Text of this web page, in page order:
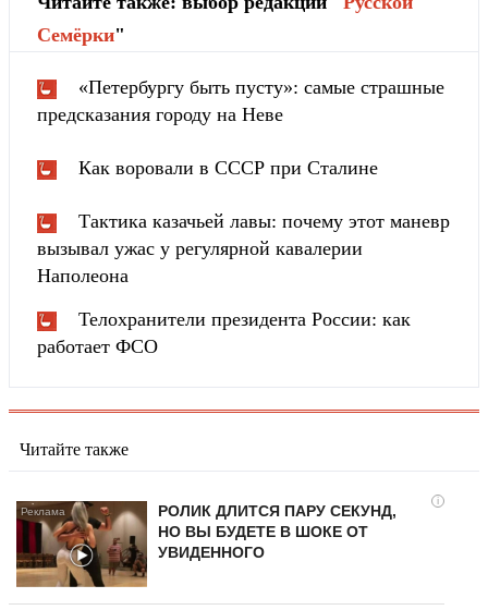
Cемёрки"
«Петербургу быть пусту»: самые страшные
предсказания городу на Неве
Как воровали в СССР при Сталине
Тактика казачьей лавы: почему этот маневр
вызывал ужас у регулярной кавалерии
Наполеона
Телохранители президента России: как
работает ФСО
Читайте также
i
РОЛИК ДЛИТСЯ ПАРУ СЕКУНД,
НО ВЫ БУДЕТЕ В ШОКЕ ОТ
УВИДЕННОГО